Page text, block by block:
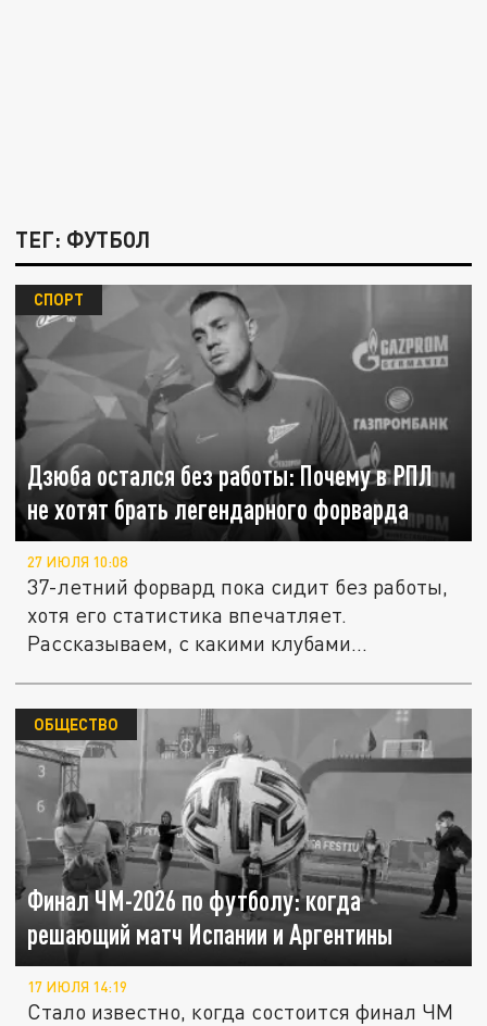
ТЕГ: ФУТБОЛ
Дзюба остался без работы: Почему в РПЛ
не хотят брать легендарного форварда
СПОРТ
27 ИЮЛЯ 10:08
37-летний форвард пока сидит без работы,
хотя его статистика впечатляет.
Рассказываем, с какими клубами...
Финал ЧМ-2026 по футболу: когда
решающий матч Испании и Аргентины
ОБЩЕСТВО
17 ИЮЛЯ 14:19
Стало известно, когда состоится финал ЧМ